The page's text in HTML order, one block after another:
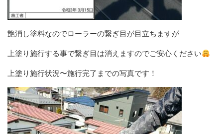
艶消し塗料なのでローラーの繋ぎ目が目立ちますが
上塗り施行する事で繋ぎ目は消えますのでご安心ください
上塗り施行状況〜施行完了までの写真です！